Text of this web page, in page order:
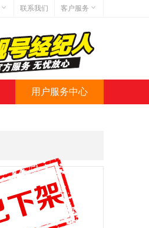
联系我们
客户服务
网站地图
网站简介
用户服务中心